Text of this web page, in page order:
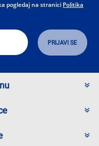
pogledaj na stranici Politika